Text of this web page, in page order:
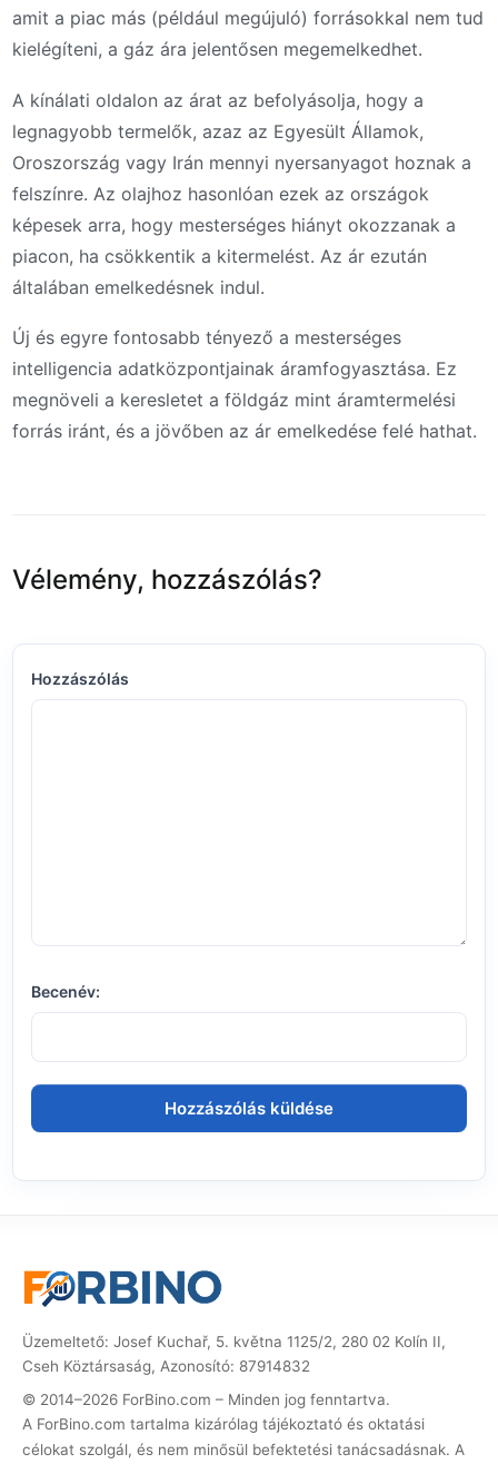
amit a piac más (például megújuló) forrásokkal nem tud
kielégíteni, a gáz ára jelentősen megemelkedhet.
A kínálati oldalon az árat az befolyásolja, hogy a
legnagyobb termelők, azaz az Egyesült Államok,
Oroszország vagy Irán mennyi nyersanyagot hoznak a
felszínre. Az olajhoz hasonlóan ezek az országok
képesek arra, hogy mesterséges hiányt okozzanak a
piacon, ha csökkentik a kitermelést. Az ár ezután
általában emelkedésnek indul.
Új és egyre fontosabb tényező a mesterséges
intelligencia adatközpontjainak áramfogyasztása. Ez
megnöveli a keresletet a földgáz mint áramtermelési
forrás iránt, és a jövőben az ár emelkedése felé hathat.
Vélemény, hozzászólás?
Hozzászólás
Becenév:
Üzemeltető: Josef Kuchař, 5. května 1125/2, 280 02 Kolín II,
Cseh Köztársaság, Azonosító: 87914832
© 2014–2026 ForBino.com – Minden jog fenntartva.
A ForBino.com tartalma kizárólag tájékoztató és oktatási
célokat szolgál, és nem minősül befektetési tanácsadásnak. A